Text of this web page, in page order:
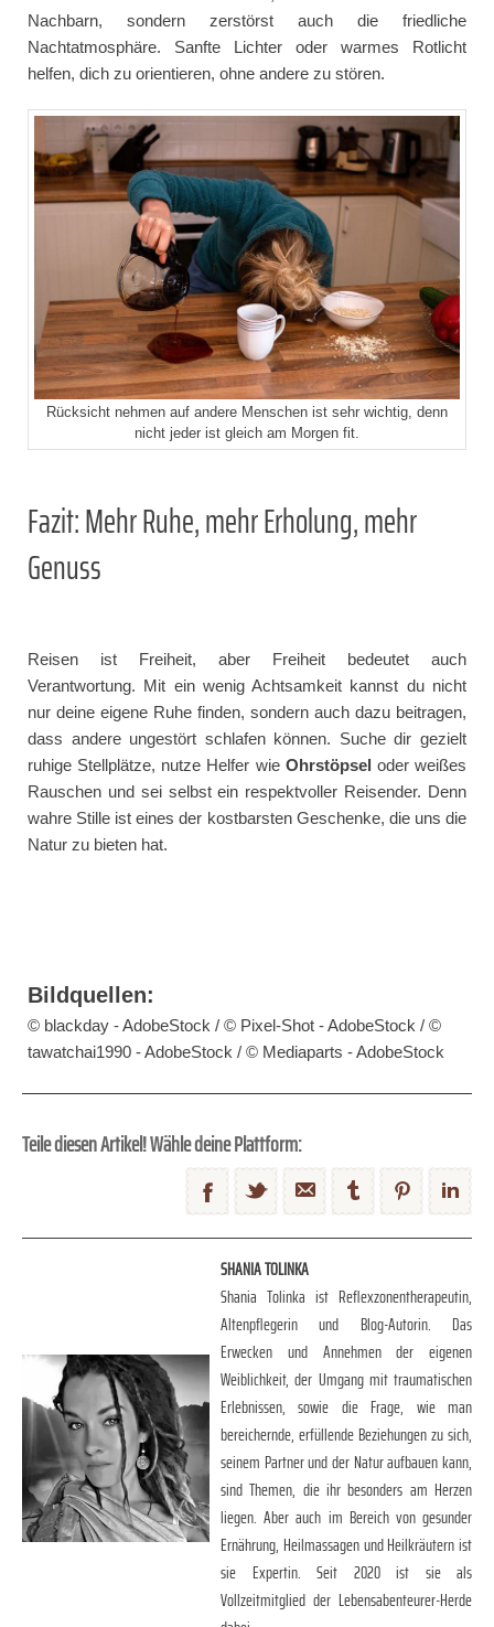
Nachbarn, sondern zerstörst auch die friedliche
Nachtatmosphäre. Sanfte Lichter oder warmes Rotlicht
helfen, dich zu orientieren, ohne andere zu stören.
Rücksicht nehmen auf andere Menschen ist sehr wichtig, denn
nicht jeder ist gleich am Morgen fit.
Fazit: Mehr Ruhe, mehr Erholung, mehr
Genuss
Reisen ist Freiheit, aber Freiheit bedeutet auch
Verantwortung. Mit ein wenig Achtsamkeit kannst du nicht
nur deine eigene Ruhe finden, sondern auch dazu beitragen,
dass andere ungestört schlafen können. Suche dir gezielt
ruhige Stellplätze, nutze Helfer wie Ohrstöpsel oder weißes
Rauschen und sei selbst ein respektvoller Reisender. Denn
wahre Stille ist eines der kostbarsten Geschenke, die uns die
Natur zu bieten hat.
Bildquellen:
© blackday - AdobeStock / © Pixel-Shot - AdobeStock / ©
tawatchai1990 - AdobeStock / © Mediaparts - AdobeStock
Teile diesen Artikel! Wähle deine Plattform:
SHANIA TOLINKA
Shania Tolinka ist Reflexzonentherapeutin,
Altenpflegerin und Blog-Autorin. Das
Erwecken und Annehmen der eigenen
Weiblichkeit, der Umgang mit traumatischen
Erlebnissen, sowie die Frage, wie man
bereichernde, erfüllende Beziehungen zu sich,
seinem Partner und der Natur aufbauen kann,
sind Themen, die ihr besonders am Herzen
liegen. Aber auch im Bereich von gesunder
Ernährung, Heilmassagen und Heilkräutern ist
sie Expertin. Seit 2020 ist sie als
Vollzeitmitglied der Lebensabenteurer-Herde